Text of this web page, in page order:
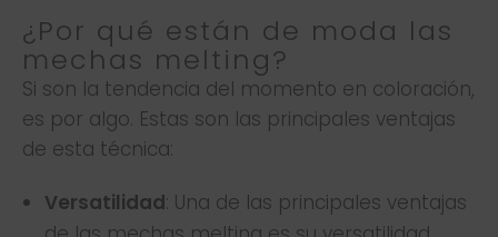
¿Por qué están de moda las
mechas melting?
Si son la tendencia del momento en coloración,
es por algo. Estas son las principales ventajas
de esta técnica:
Versatilidad: Una de las principales ventajas